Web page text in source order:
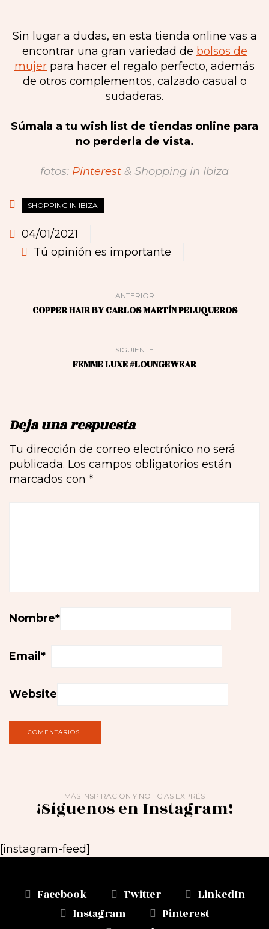
Sin lugar a dudas, en esta tienda online vas a
encontrar una gran variedad de bolsos de
mujer para hacer el regalo perfecto, además
de otros complementos, calzado casual o
sudaderas.
Súmala a tu wish list de tiendas online para
no perderla de vista.
fotos: Pinterest & Shopping in Ibiza
SHOPPING IN IBIZA
04/01/2021
Tú opinión es importante
ANTERIOR
COPPER HAIR BY CARLOS MARTÍN PELUQUEROS
SIGUIENTE
FEMME LUXE #LOUNGEWEAR
Deja una respuesta
Tu dirección de correo electrónico no será
publicada. Los campos obligatorios están
marcados con *
Nombre*
Email *
Website
MÁS INSPIRACIÓN Y NOTICIAS EXPRÉS
¡Síguenos en Instagram!
[instagram-feed]
Facebook Twitter
LinkedIn
Instagram
Pinterest